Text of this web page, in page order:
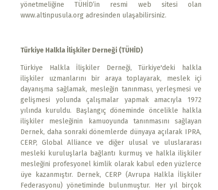
yönetmeliğine TÜHİD’in resmi web sitesi olan
www.altinpusula.org adresinden ulaşabilirsiniz.
Türkiye Halkla İlişkiler Derneği (TÜHİD)
Türkiye Halkla İlişkiler Derneği, Türkiye'deki halkla
ilişkiler uzmanlarını bir araya toplayarak, meslek içi
dayanışma sağlamak, mesleğin tanınması, yerleşmesi ve
gelişmesi yolunda çalışmalar yapmak amacıyla 1972
yılında kuruldu. Başlangıç döneminde öncelikle halkla
ilişkiler mesleğinin kamuoyunda tanınmasını sağlayan
Dernek, daha sonraki dönemlerde dünyaya açılarak IPRA,
CERP, Global Alliance ve diğer ulusal ve uluslararası
mesleki kuruluşlarla bağlantı kurmuş ve halkla ilişkiler
mesleğini profesyonel kimlik olarak kabul eden yüzlerce
üye kazanmıştır. Dernek, CERP (Avrupa Halkla İlişkiler
Federasyonu) yönetiminde bulunmuştur. Her yıl birçok